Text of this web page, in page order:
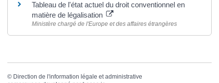
Tableau de l'état actuel du droit conventionnel en
matière de légalisation
Ministère chargé de l'Europe et des affaires étrangères
© Direction de l'information légale et administrative